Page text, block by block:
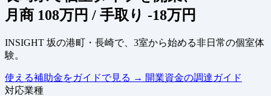
月商 108万円 / 手取り -18万円
INSIGHT 坂の港町・長崎で、3室から始める非日常の個室体
験。
使える補助金をガイドで見る → 開業資金の調達ガイド
対応業種